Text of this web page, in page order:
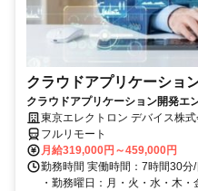
クラウドアプリケーショ
クラウドアプリケーション開発エ
東京エレクトロン デバイス株式
フルリモート
月給319,000円～459,000円
勤務時間 実働時間：7時間30分
・勤務曜日：月・火・水・木